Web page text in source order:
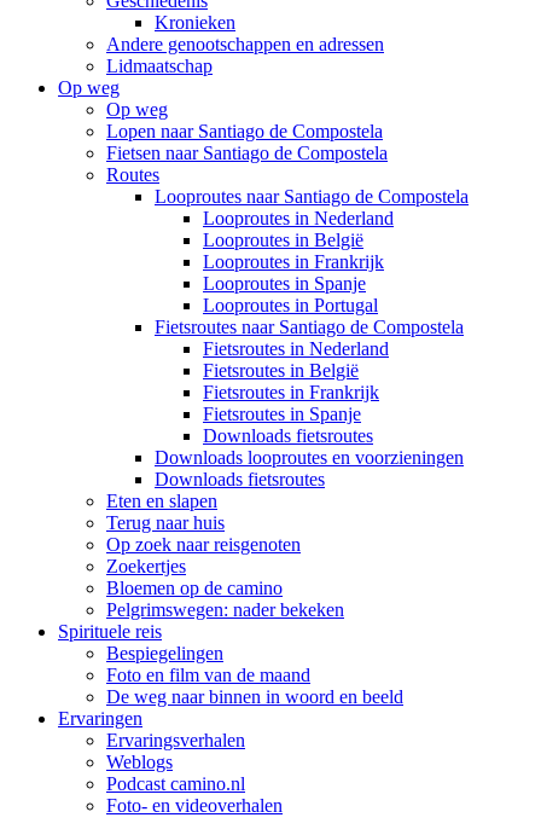
Kronieken
Andere genootschappen en adressen
Lidmaatschap
Op weg
Op weg
Lopen naar Santiago de Compostela
Fietsen naar Santiago de Compostela
Routes
Looproutes naar Santiago de Compostela
Looproutes in Nederland
Looproutes in België
Looproutes in Frankrijk
Looproutes in Spanje
Looproutes in Portugal
Fietsroutes naar Santiago de Compostela
Fietsroutes in Nederland
Fietsroutes in België
Fietsroutes in Frankrijk
Fietsroutes in Spanje
Downloads fietsroutes
Downloads looproutes en voorzieningen
Downloads fietsroutes
Eten en slapen
Terug naar huis
Op zoek naar reisgenoten
Zoekertjes
Bloemen op de camino
Pelgrimswegen: nader bekeken
Spirituele reis
Bespiegelingen
Foto en film van de maand
De weg naar binnen in woord en beeld
Ervaringen
Ervaringsverhalen
Weblogs
Podcast camino.nl
Foto- en videoverhalen